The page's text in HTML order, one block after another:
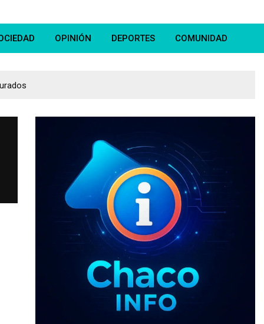
OPINIÓN DEPORTES COMUNIDAD